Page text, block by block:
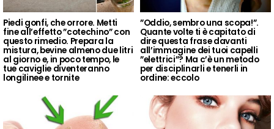
Piedi gonfi, che orrore. Metti
fine all’effetto ”cotechino” con
questo rimedio. Prepara la
mistura, bevine almeno due litri
al giorno e, in poco tempo, le
tue caviglie diventeranno
longilinee e tornite
”Oddio, sembro una scopa!”.
Quante volte ti è capitato di
dire questa frase davanti
all’immagine dei tuoi capelli
”elettrici”? Ma c’è un metodo
per disciplinarli e tenerli in
ordine: eccolo